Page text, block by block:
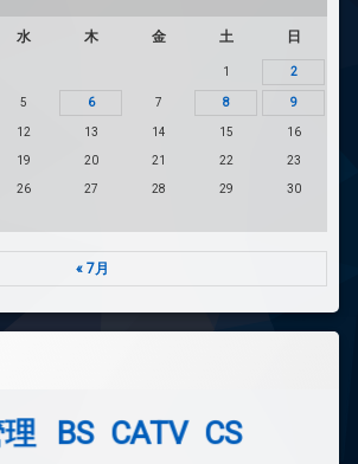
水 木 金 土 日
1 2
5 6 7 8 9
12 13 14 15 16
19 20 21 22 23
26 27 28 29 30
« 7月
BS CATV CS